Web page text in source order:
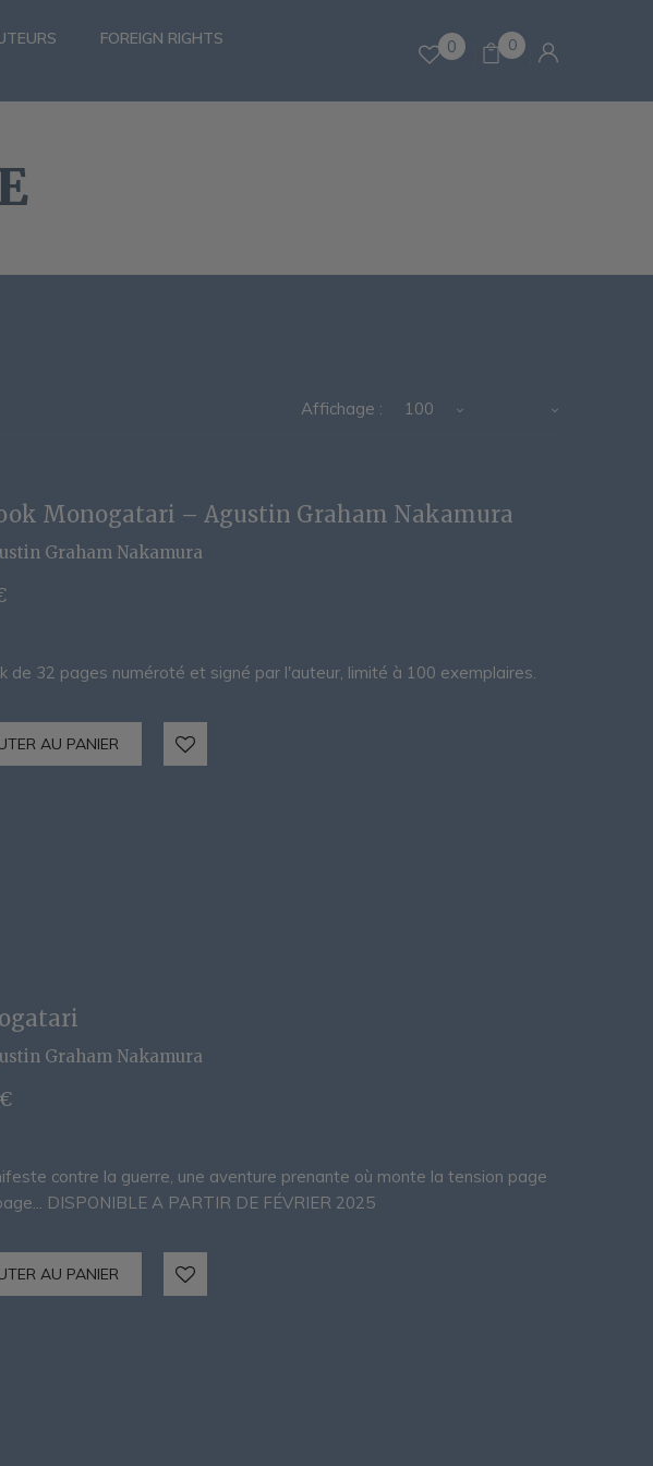
FOREIGN RIGHTS
0 0
Affichage : 100
Monogatari – Agustin Graham Nakamura
Graham Nakamura
de 32 pages numéroté et signé par l'auteur, limité à 100 exemplaires.
AU PANIER
Graham Nakamura
€
contre la guerre, une aventure prenante où monte la tension page
DISPONIBLE A PARTIR DE FÉVRIER 2025
AU PANIER